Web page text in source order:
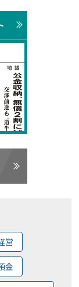
営
金